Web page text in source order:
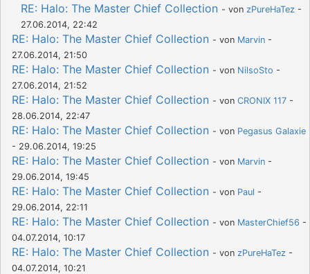
RE: Halo: The Master Chief Collection - von zPureHaTez -
27.06.2014, 22:42
RE: Halo: The Master Chief Collection - von Marvin -
27.06.2014, 21:50
RE: Halo: The Master Chief Collection - von NilsoSto -
27.06.2014, 21:52
RE: Halo: The Master Chief Collection - von CRONIX 117 -
28.06.2014, 22:47
RE: Halo: The Master Chief Collection - von Pegasus Galaxie
- 29.06.2014, 19:25
RE: Halo: The Master Chief Collection - von Marvin -
29.06.2014, 19:45
RE: Halo: The Master Chief Collection - von Paul -
29.06.2014, 22:11
RE: Halo: The Master Chief Collection - von MasterChief56 -
04.07.2014, 10:17
RE: Halo: The Master Chief Collection - von zPureHaTez -
04.07.2014, 10:21